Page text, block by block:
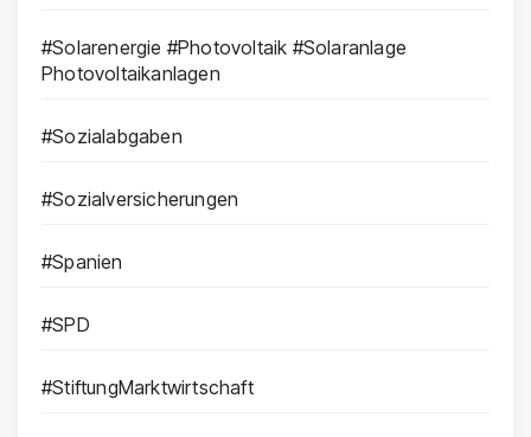
#Solarenergie #Photovoltaik #Solaranlage
Photovoltaikanlagen
#Sozialabgaben
#Sozialversicherungen
#Spanien
#SPD
#StiftungMarktwirtschaft